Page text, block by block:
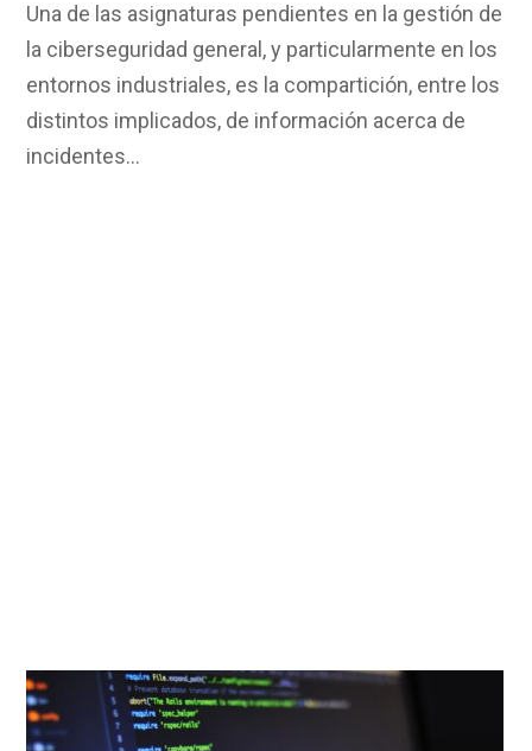
Una de las asignaturas pendientes en la gestión de
la ciberseguridad general, y particularmente en los
entornos industriales, es la compartición, entre los
distintos implicados, de información acerca de
incidentes…